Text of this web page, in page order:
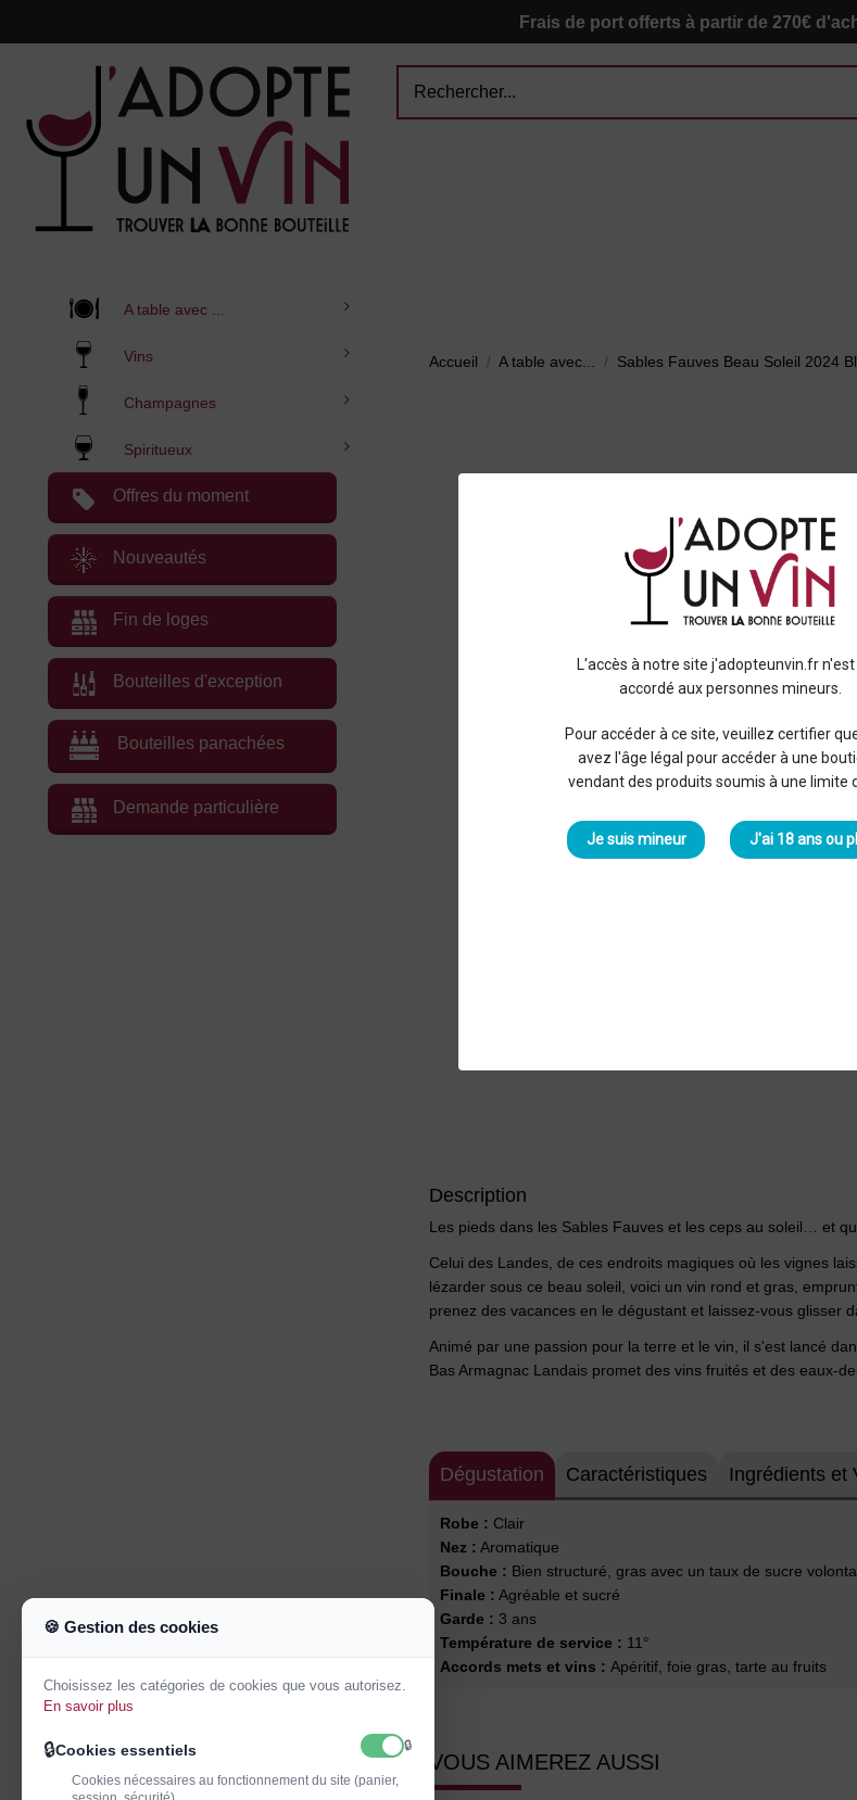
L'accès à notre site j'adopteunvin.fr n'est
accordé aux personnes mineurs.
Pour accéder à ce site, veuillez certifier
avez l'âge légal pour accéder à une
vendant des produits soumis à une limite
Je suis mineur J'ai 18 ans ou
Frais de port offerts à partir de 270€
A table avec ...
Vins
Champagnes
Spiritueux
Offres du moment
Nouveautés
Fin de loges
Bouteilles d'exception
Bouteilles panachées
Demande particulière
Accueil A table avec... Sables Fauves Beau Soleil 2024
Description
Les pieds dans les Sables Fauves et les ceps au soleil… et
Celui des Landes, de ces endroits magiques où les vignes
lézarder sous ce beau soleil, voici un vin rond et gras,
prenez des vacances en le dégustant et laissez-vous glisser
Animé par une passion pour la terre et le vin, il s'est lancé
Bas Armagnac Landais promet des vins fruités et des eaux-
Dégustation Caractéristiques Ingrédients et
Robe : Clair
Nez : Aromatique
Bouche : Bien structuré, gras avec un taux de sucre
Finale : Agréable et sucré
Garde : 3 ans
Température de service : 11°
Accords mets et vins : Apéritif, foie gras, tarte au fruits
VOUS AIMEREZ AUSSI
🍪 Gestion des cookies
Choisissez les catégories de cookies que vous autorisez.
En savoir plus
🔒Cookies essentiels 🔒
Cookies nécessaires au fonctionnement du site (panier,